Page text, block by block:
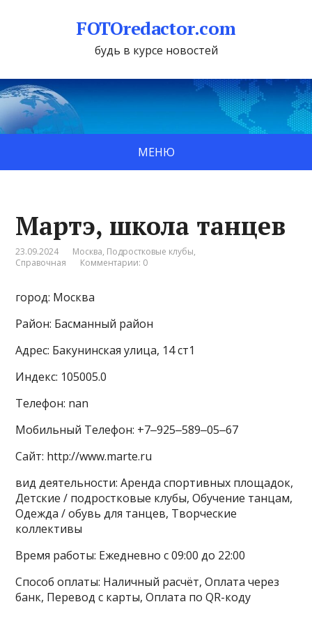
FOTOredactor.com
будь в курсе новостей
МЕНЮ
Мартэ, школа танцев
23.09.2024 Москва, Подростковые клубы,
Справочная
Комментарии: 0
город: Москва
Район: Басманный район
Адрес: Бакунинская улица, 14 ст1
Индекс: 105005.0
Телефон: nan
Мобильный Телефон: +7‒925‒589‒05‒67
Сайт: http://www.marte.ru
вид деятельности: Аренда спортивных площадок,
Детские / подростковые клубы, Обучение танцам,
Одежда / обувь для танцев, Творческие
коллективы
Время работы: Ежедневно с 09:00 до 22:00
Способ оплаты: Наличный расчёт, Оплата через
банк, Перевод с карты, Оплата по QR-коду